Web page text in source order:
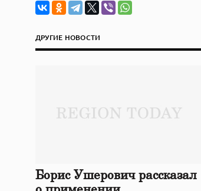
ДРУГИЕ НОВОСТИ
Борис Ушерович рассказал